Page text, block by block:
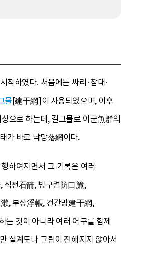
작하였다. 처음에는 싸리·참대·
물[建干網]이 사용되었으며, 이후
으로 하는데, 길그물로 어군魚群의
가 바로 낙망落網이다.
하여지면서 그 기록은 여러
석전石箭, 방구렴防口簾,
, 부장浮帳, 건간망建干網,
것이 아니라 여러 어구를 함께
설계도나 그림이 전해지지 않아서